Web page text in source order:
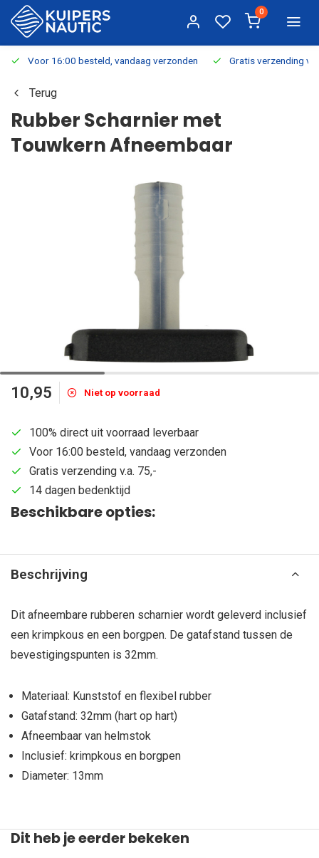
0
Voor 16:00 besteld, vandaag verzonden Gratis verzending
Terug
Rubber Scharnier met
Touwkern Afneembaar
10,95 Niet op voorraad
100% direct uit voorraad leverbaar
Voor 16:00 besteld, vandaag verzonden
Gratis verzending v.a. 75,-
14 dagen bedenktijd
Beschikbare opties:
Beschrijving
Dit afneembare rubberen scharnier wordt geleverd inclusief
een krimpkous en een borgpen. De gatafstand tussen de
bevestigingspunten is 32mm.
Materiaal: Kunststof en flexibel rubber
Gatafstand: 32mm (hart op hart)
Afneembaar van helmstok
Inclusief: krimpkous en borgpen
Diameter: 13mm
Dit heb je eerder bekeken